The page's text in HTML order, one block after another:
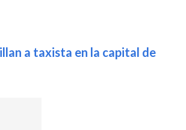
a taxista en la capital de